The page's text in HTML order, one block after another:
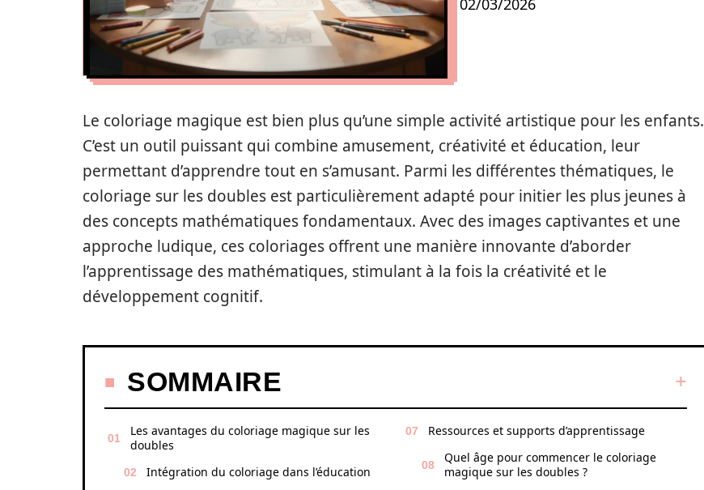
02/03/2026
Le coloriage magique est bien plus qu’une simple activité artistique pour les enfants.
C’est un outil puissant qui combine amusement, créativité et éducation, leur
permettant d’apprendre tout en s’amusant. Parmi les différentes thématiques, le
coloriage sur les doubles est particulièrement adapté pour initier les plus jeunes à
des concepts mathématiques fondamentaux. Avec des images captivantes et une
approche ludique, ces coloriages offrent une manière innovante d’aborder
l’apprentissage des mathématiques, stimulant à la fois la créativité et le
développement cognitif.
SOMMAIRE
Les avantages du coloriage magique sur les
doubles
Intégration du coloriage dans l’éducation
Ressources et supports d’apprentissage
Quel âge pour commencer le coloriage
magique sur les doubles ?